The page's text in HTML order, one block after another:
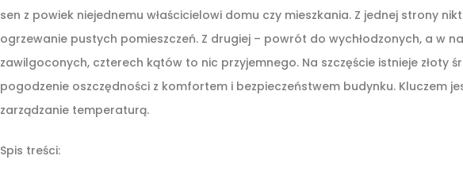
sen z powiek niejednemu właścicielowi domu czy mieszkania. Z jednej strony
ogrzewanie pustych pomieszczeń. Z drugiej – powrót do wychłodzonych, a w
zawilgoconych, czterech kątów to nic przyjemnego. Na szczęście istnieje złoty
pogodzenie oszczędności z komfortem i bezpieczeństwem budynku. Kluczem
zarządzanie temperaturą.
Spis treści: